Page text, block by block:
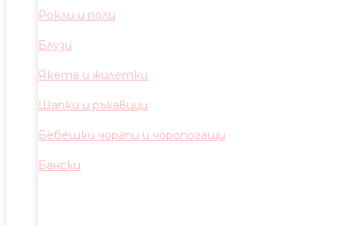
Рокли и поли
Блузи
Якета и жилетки
Шапки и ръкавици
Бебешки чорапи и чоропогащи
Бански